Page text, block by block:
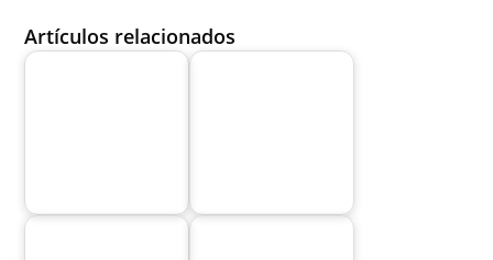
Artículos relacionados